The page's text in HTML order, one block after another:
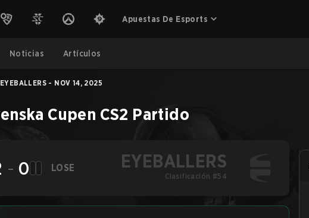
Apuestas De Esports
Noticias Artículos
- NOV 14, 2025
Cupen CS2 Partido
- 0 LOSE EYEBALLERS
Clasificación #54